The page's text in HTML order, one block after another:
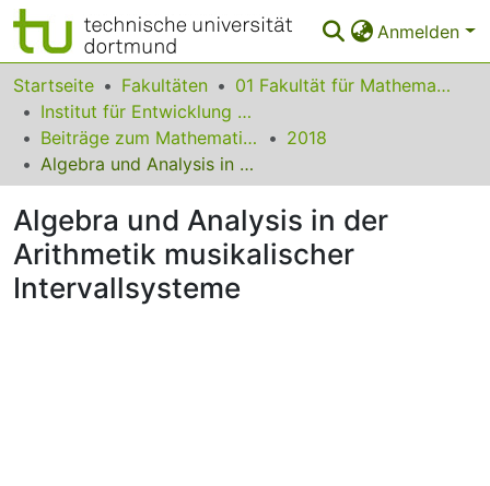
Anmelden
Bereiche & Sammlungen
Das gesamte Repositorium
Statistiken
FAQ
Leitlinien
Zurück zur Startseite
Startseite Fakultäten
01 Fakultät für Mathematik
Institut für Entwicklung und Erforschung des Mathematikunterrichts
Beiträge zum Mathematikunterricht
2018
Algebra und Analysis in der Arithmetik musikalischer Intervallsysteme
Algebra und Analysis in der
Arithmetik musikalischer
Intervallsysteme